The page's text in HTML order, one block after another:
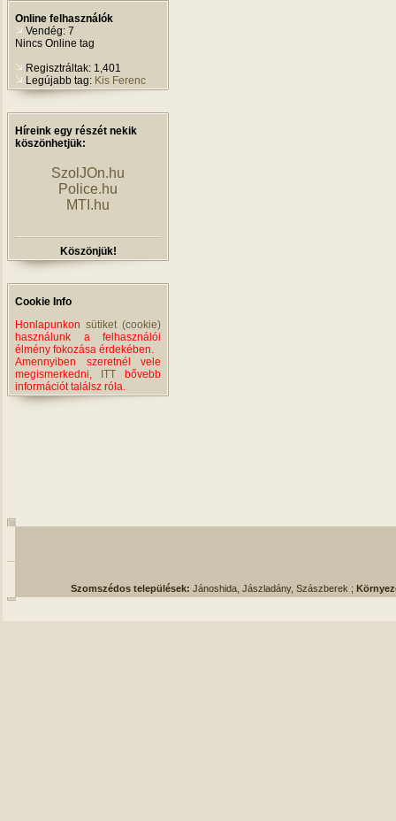
Online felhasználók
Vendég: 7
Nincs Online tag
Regisztráltak: 1,401
Legújabb tag: Kis Ferenc
Híreink egy részét nekik
köszönhetjük:
SzolJOn.hu
Police.hu
MTI.hu
Köszönjük!
Cookie Info
Honlapunkon sütiket (cookie)
használunk a felhasználói
élmény fokozása érdekében.
Amennyiben szeretnél vele
megismerkedni,
ITT bővebb
információt találsz róla.
Szomszédos települések: Jánoshida, Jászladány, Szászberek ;